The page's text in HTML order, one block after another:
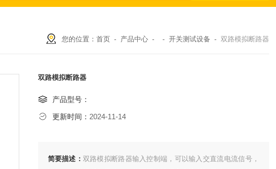
您的位置： 首页 - 产品中心 - - 开关测试设备 - 双路模拟断路器
双路模拟断路器
产品型号：
更新时间： 2024-11-14
简要描述： 双路模拟断路器输入控制端，可以输入交直流电流信号，